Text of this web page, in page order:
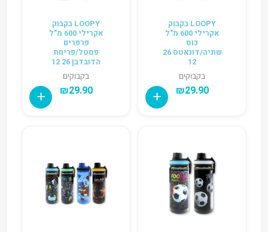
LOOPY בקבוק
אקרילי 600 מ"ל
כוס
שתיה/דונאטס 26
12
בקבוקים
₪29.90
LOOPY בקבוק
אקרילי 600 מ"ל
פרפרים
פסטל/פריחת
הדובדבן 26 12
בקבוקים
₪29.90